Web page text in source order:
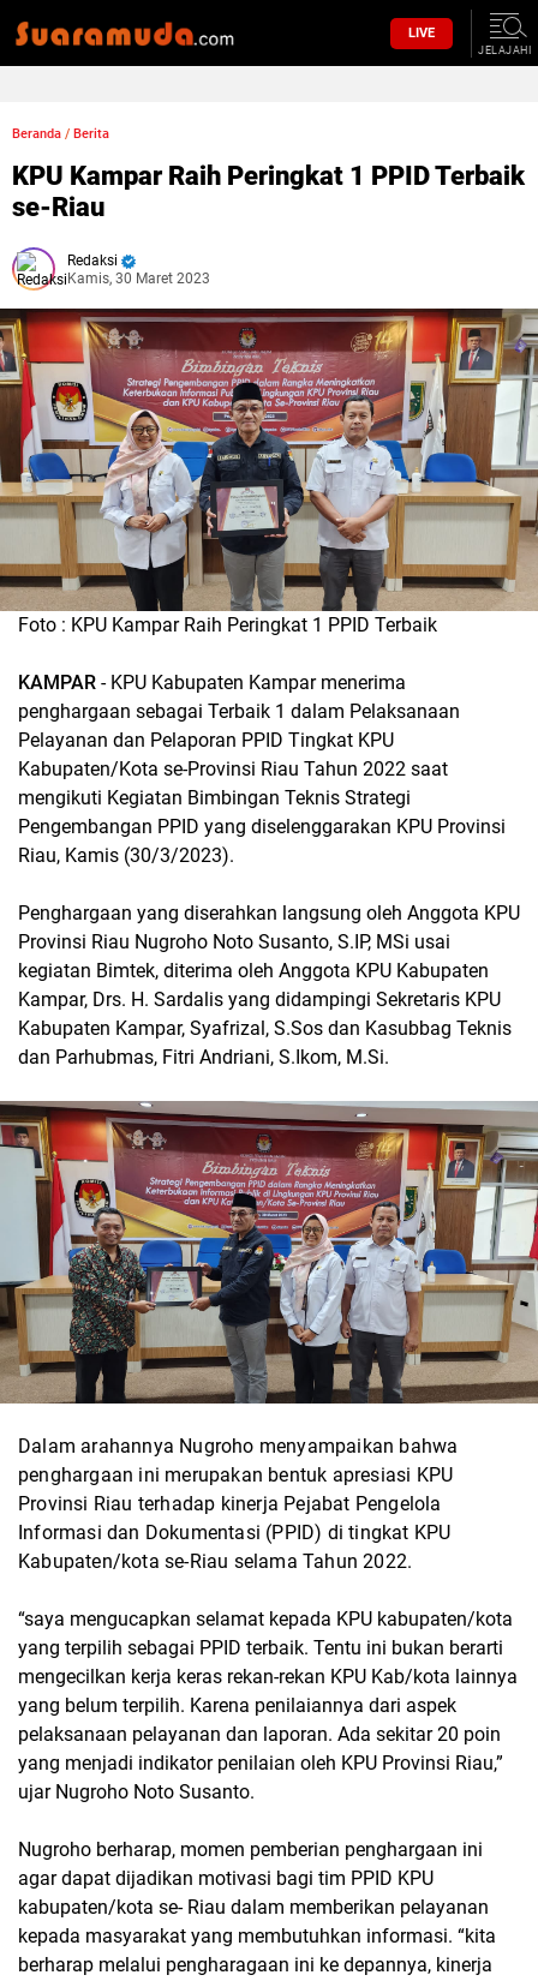
LIVE
JELAJAHI
Beranda / Berita
KPU Kampar Raih Peringkat 1 PPID Terbaik
se-Riau
Redaksi
Kamis, 30 Maret 2023
Foto : KPU Kampar Raih Peringkat 1 PPID Terbaik
KAMPAR - KPU Kabupaten Kampar menerima
penghargaan sebagai Terbaik 1 dalam Pelaksanaan
Pelayanan dan Pelaporan PPID Tingkat KPU
Kabupaten/Kota se-Provinsi Riau Tahun 2022 saat
mengikuti Kegiatan Bimbingan Teknis Strategi
Pengembangan PPID yang diselenggarakan KPU Provinsi
Riau, Kamis (30/3/2023).
Penghargaan yang diserahkan langsung oleh Anggota KPU
Provinsi Riau Nugroho Noto Susanto, S.IP, MSi usai
kegiatan Bimtek, diterima oleh Anggota KPU Kabupaten
Kampar, Drs. H. Sardalis yang didampingi Sekretaris KPU
Kabupaten Kampar, Syafrizal, S.Sos dan Kasubbag Teknis
dan Parhubmas, Fitri Andriani, S.Ikom, M.Si.
Dalam arahannya Nugroho menyampaikan bahwa
penghargaan ini merupakan bentuk apresiasi KPU
Provinsi Riau terhadap kinerja Pejabat Pengelola
Informasi dan Dokumentasi (PPID) di tingkat KPU
Kabupaten/kota se-Riau selama Tahun 2022.
“saya mengucapkan selamat kepada KPU kabupaten/kota
yang terpilih sebagai PPID terbaik. Tentu ini bukan berarti
mengecilkan kerja keras rekan-rekan KPU Kab/kota lainnya
yang belum terpilih. Karena penilaiannya dari aspek
pelaksanaan pelayanan dan laporan. Ada sekitar 20 poin
yang menjadi indikator penilaian oleh KPU Provinsi Riau,”
ujar Nugroho Noto Susanto.
Nugroho berharap, momen pemberian penghargaan ini
agar dapat dijadikan motivasi bagi tim PPID KPU
kabupaten/kota se- Riau dalam memberikan pelayanan
kepada masyarakat yang membutuhkan informasi. “kita
berharap melalui pengharagaan ini ke depannya, kinerja